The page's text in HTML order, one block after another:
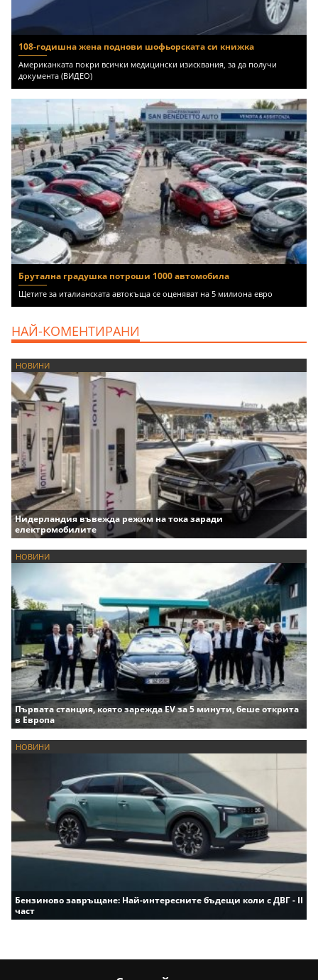
108-годишна жена поднови шофьорската си книжка
Американката покри всички медицински изисквания, за да получи
документа (ВИДЕО)
Брутална градушка потроши 1000 автомобила
Щетите за италианската автокъща се оценяват на 5 милиона евро
НАЙ-КОМЕНТИРАНИ
НОВИНИ
Нидерландия въвежда режим на тока заради
електромобилите
НОВИНИ
Първата станция, която зарежда EV за 5 минути, беше открита
в Европа
НОВИНИ
Бензиново завръщане: Най-интересните бъдещи коли с ДВГ - II
част